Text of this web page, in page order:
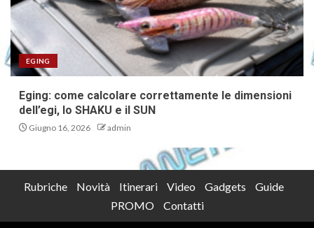
EGING
Eging: come calcolare correttamente le dimensioni
dell’egi, lo SHAKU e il SUN
Giugno 16, 2026 admin
Rubriche Novità Itinerari Video Gadgets
Guide
PROMO
Contatti